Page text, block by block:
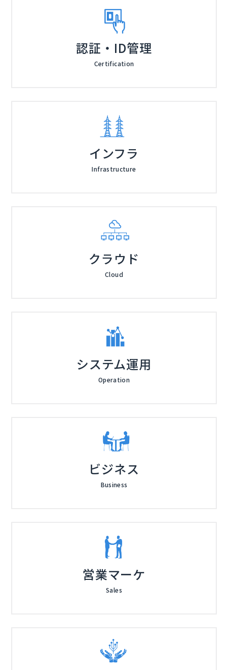
認証・ID管理
Certification
インフラ
Infrastructure
クラウド
Cloud
システム運用
Operation
ビジネス
Business
営業マーケ
Sales